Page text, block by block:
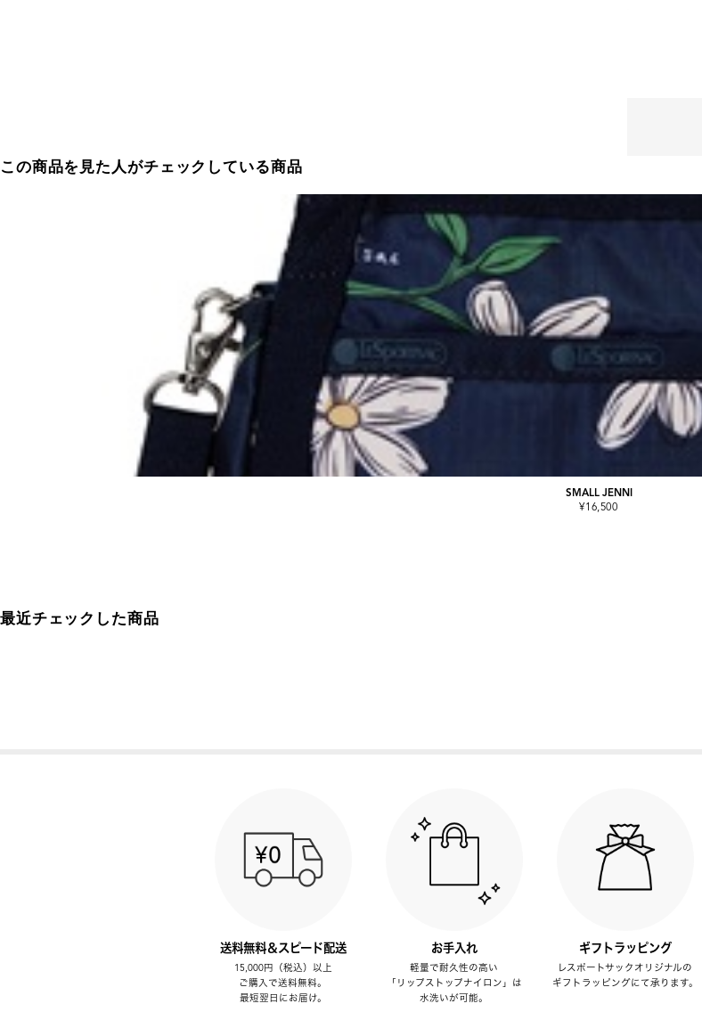
この商品を見た人がチェックしている商品
SMALL JENNI
¥16,500
最近チェックした商品
送料無料＆スピード配送
15,000円（税込）以上
ご購入で送料無料。
最短翌日にお届け。
お手入れ
軽量で耐久性の高い
「リップストップナイロン」は
水洗いが可能。
ギフトラッピング
レスポートサックオリジナルの
ギフトラッピングにて承ります。